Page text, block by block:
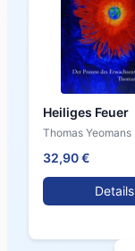
Heiliges Feuer
Thomas Yeomans
32,90 €
Details